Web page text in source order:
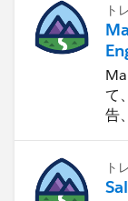
ト
て
告
ト